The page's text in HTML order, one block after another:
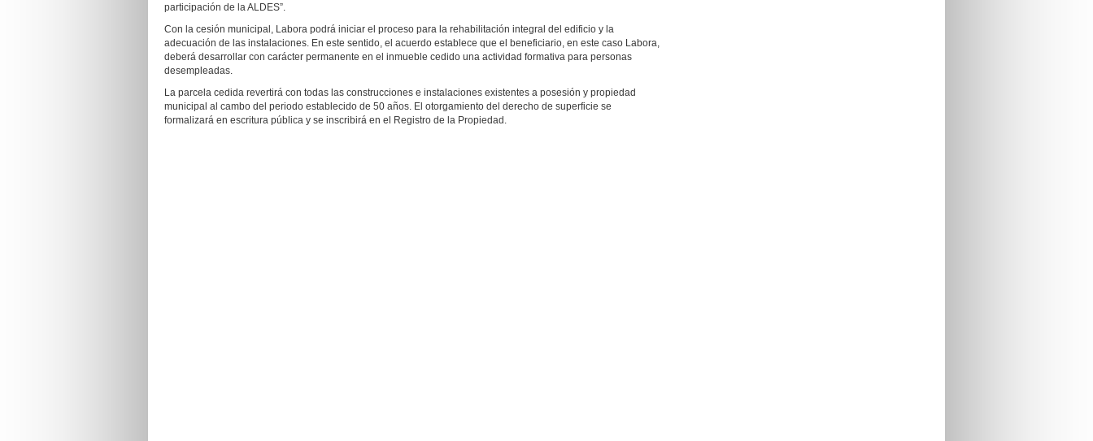
participación de la ALDES”.
Con la cesión municipal, Labora podrá iniciar el proceso para la rehabilitación integral del edificio y la
adecuación de las instalaciones. En este sentido, el acuerdo establece que el beneficiario, en este caso Labora,
deberá desarrollar con carácter permanente en el inmueble cedido una actividad formativa para personas
desempleadas.
La parcela cedida revertirá con todas las construcciones e instalaciones existentes a posesión y propiedad
municipal al cambo del periodo establecido de 50 años. El otorgamiento del derecho de superficie se
formalizará en escritura pública y se inscribirá en el Registro de la Propiedad.